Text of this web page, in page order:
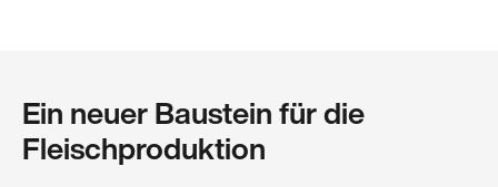
Ein neuer Baustein für die
Fleischproduktion